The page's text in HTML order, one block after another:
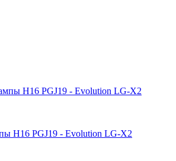
H16 PGJ19 - Evolution LG-X2